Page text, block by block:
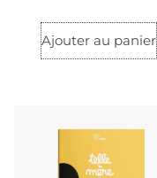
Ajouter au panier